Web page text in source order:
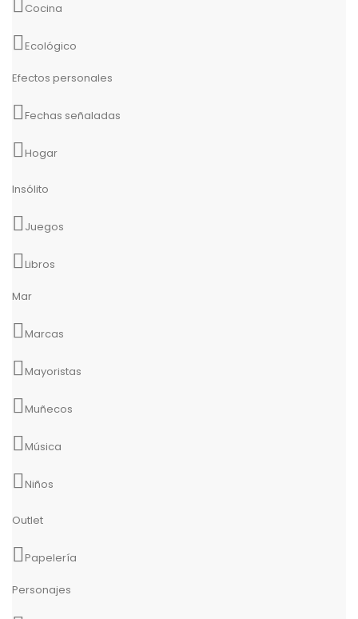
Cocina
Ecológico
Efectos personales
Fechas señaladas
Hogar
Insólito
Juegos
Libros
Mar
Marcas
Mayoristas
Muñecos
Música
Niños
Outlet
Papelería
Personajes